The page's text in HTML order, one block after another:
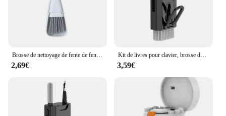
2,69€
Kit de livres pour clavier, brosse de nettoyage pour écouteurs, outils pour AirPods, ordinateur, tablette, ordinateur portable, écran de télévision, téléphone portable, 8 en 1
3,59€